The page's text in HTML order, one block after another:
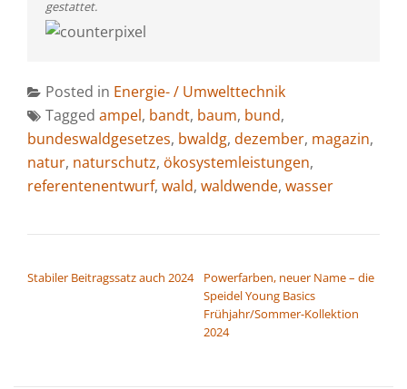
gestattet.
Posted in Energie- / Umwelttechnik
Tagged ampel, bandt, baum, bund,
bundeswaldgesetzes, bwaldg, dezember, magazin,
natur, naturschutz, ökosystemleistungen,
referentenentwurf, wald, waldwende, wasser
Stabiler Beitragssatz auch 2024
Powerfarben, neuer Name – die
Speidel Young Basics
Frühjahr/Sommer-Kollektion
2024